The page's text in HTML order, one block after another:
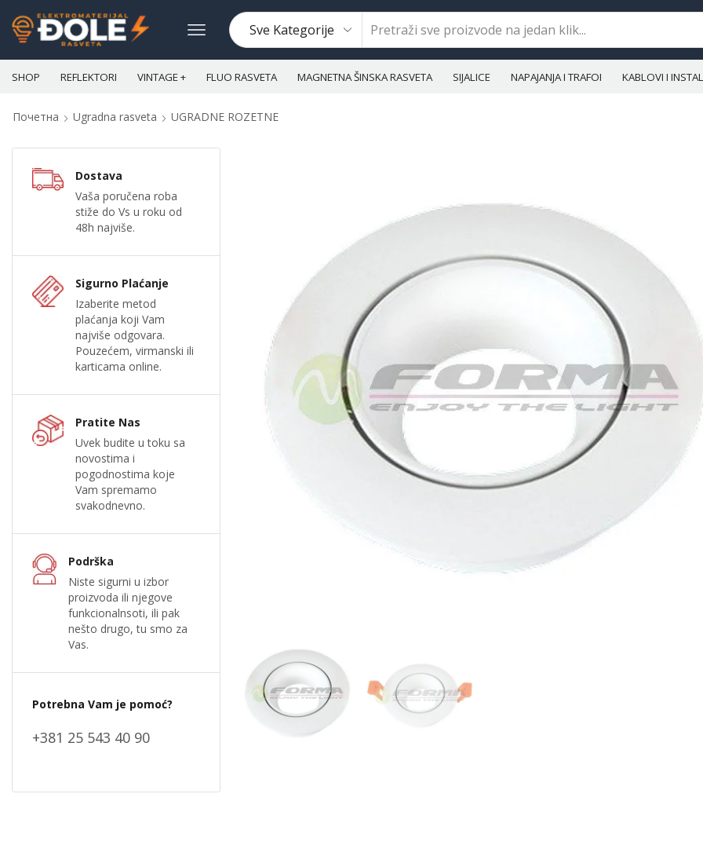
SHOP REFLEKTORI VINTAGE + FLUO RASVETA MAGNETNA ŠINSKA RASVETA SIJALICE NAPAJANJA I TRAFOI KABLOVI I
Почетна Ugradna rasveta UGRADNE ROZETNE
Dostava
Vaša poručena roba
stiže do Vs u roku od
48h najviše.
Sigurno Plaćanje
Izaberite metod
plaćanja koji Vam
najviše odgovara.
Pouzećem, virmanski ili
karticama online.
Pratite Nas
Uvek budite u toku sa
novostima i
pogodnostima koje
Vam spremamo
svakodnevno.
Podrška
Niste sigurni u izbor
proizvoda ili njegove
funkcionalnsoti, ili pak
nešto drugo, tu smo za
Vas.
Potrebna Vam je pomoć?
+381 25 543 40 90